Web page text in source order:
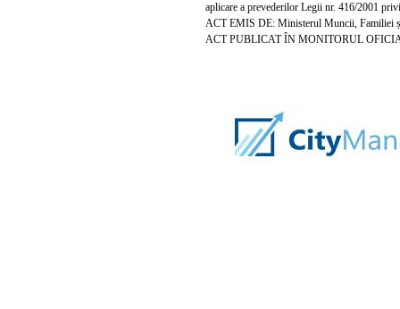
aplicare a prevederilor Legii nr. 416/2001
ACT EMIS DE: Ministerul Muncii, Familiei
ACT PUBLICAT ÎN MONITORUL